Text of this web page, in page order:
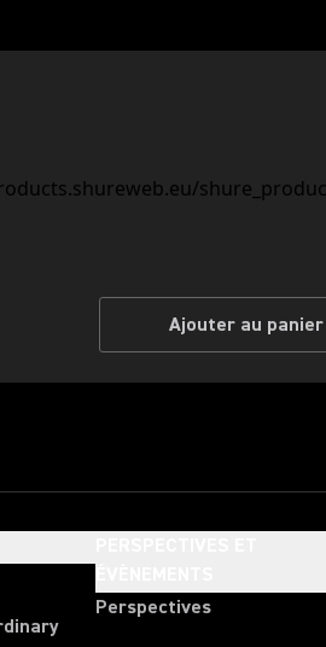
Ajouter au panier
Perspectives